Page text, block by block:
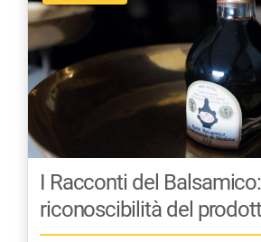
I Racconti del
riconoscibilità del